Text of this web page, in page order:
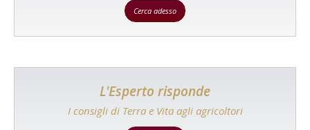
Cerca adesso
L'Esperto risponde
I consigli di Terra e Vita agli agricoltori